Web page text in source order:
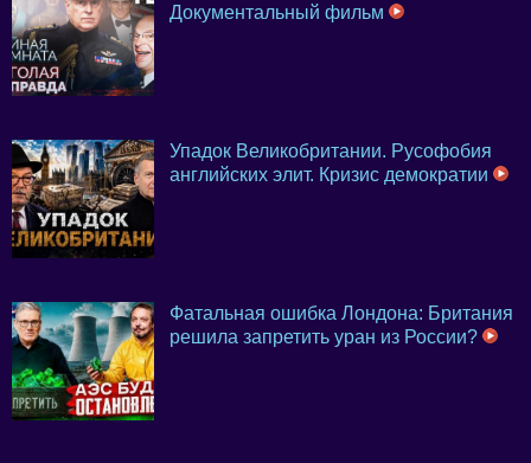
Документальный фильм
Упадок Великобритании. Русофобия
английских элит. Кризис демократии
Фатальная ошибка Лондона: Британия
решила запретить уран из России?